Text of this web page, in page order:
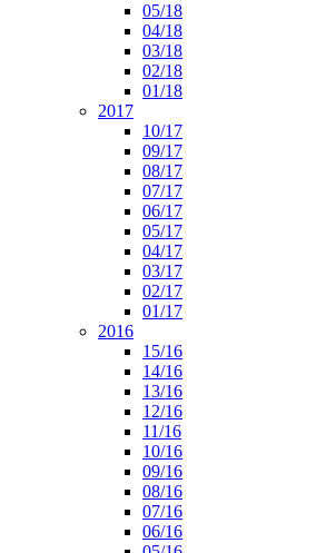
05/18
04/18
03/18
02/18
01/18
2017
10/17
09/17
08/17
07/17
06/17
05/17
04/17
03/17
02/17
01/17
2016
15/16
14/16
13/16
12/16
11/16
10/16
09/16
08/16
07/16
06/16